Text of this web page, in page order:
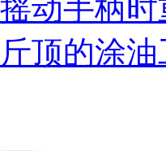
动手柄
顶的涂